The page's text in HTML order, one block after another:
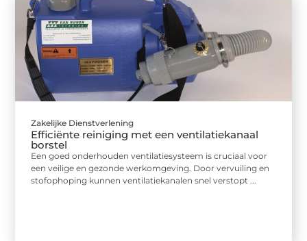
Zakelijke Dienstverlening
Efficiënte reiniging met een ventilatiekanaal
borstel
Een goed onderhouden ventilatiesysteem is cruciaal voor
een veilige en gezonde werkomgeving. Door vervuiling en
stofophoping kunnen ventilatiekanalen snel verstopt ...